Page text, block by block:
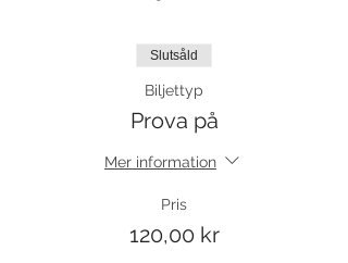
Slutsåld
Biljettyp
Prova på
Mer information
Pris
120,00 kr